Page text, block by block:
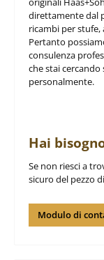
direttamente dal
ricambi per stufe,
Pertanto
consulenza
che stai
personalmente.
Hai
Se non riesci a
sicuro del pezzo
Modulo di